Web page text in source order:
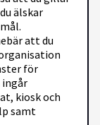
älskar
att du
för
ingår
kiosk och
samt